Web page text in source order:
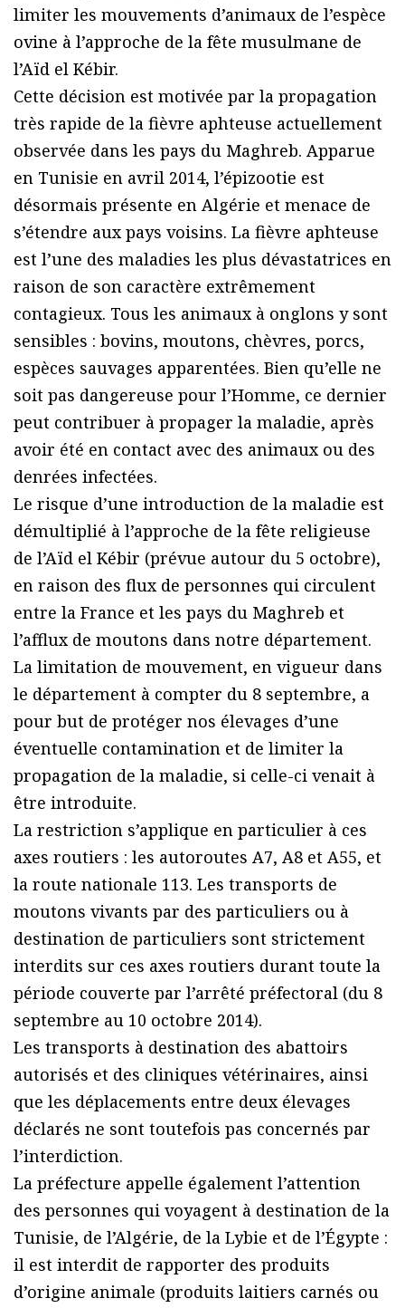
limiter les mouvements d’animaux de l’espèce
ovine à l’approche de la fête musulmane de
l’Aïd el Kébir.
Cette décision est motivée par la propagation
très rapide de la fièvre aphteuse actuellement
observée dans les pays du Maghreb. Apparue
en Tunisie en avril 2014, l’épizootie est
désormais présente en Algérie et menace de
s’étendre aux pays voisins. La fièvre aphteuse
est l’une des maladies les plus dévastatrices en
raison de son caractère extrêmement
contagieux. Tous les animaux à onglons y sont
sensibles : bovins, moutons, chèvres, porcs,
espèces sauvages apparentées. Bien qu’elle ne
soit pas dangereuse pour l’Homme, ce dernier
peut contribuer à propager la maladie, après
avoir été en contact avec des animaux ou des
denrées infectées.
Le risque d’une introduction de la maladie est
démultiplié à l’approche de la fête religieuse
de l’Aïd el Kébir (prévue autour du 5 octobre),
en raison des flux de personnes qui circulent
entre la France et les pays du Maghreb et
l’afflux de moutons dans notre département.
La limitation de mouvement, en vigueur dans
le département à compter du 8 septembre, a
pour but de protéger nos élevages d’une
éventuelle contamination et de limiter la
propagation de la maladie, si celle-ci venait à
être introduite.
La restriction s’applique en particulier à ces
axes routiers : les autoroutes A7, A8 et A55, et
la route nationale 113. Les transports de
moutons vivants par des particuliers ou à
destination de particuliers sont strictement
interdits sur ces axes routiers durant toute la
période couverte par l’arrêté préfectoral (du 8
septembre au 10 octobre 2014).
Les transports à destination des abattoirs
autorisés et des cliniques vétérinaires, ainsi
que les déplacements entre deux élevages
déclarés ne sont toutefois pas concernés par
l’interdiction.
La préfecture appelle également l’attention
des personnes qui voyagent à destination de la
Tunisie, de l’Algérie, de la Lybie et de l’Égypte :
il est interdit de rapporter des produits
d’origine animale (produits laitiers carnés ou